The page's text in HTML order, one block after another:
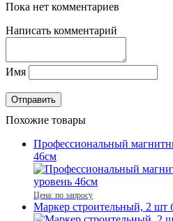
Пока нет комментариев
Написать комментарий
Имя
Похожие товары
Профессиональный
46см
Цена: по запросу
Маркер строительный, 2 шт